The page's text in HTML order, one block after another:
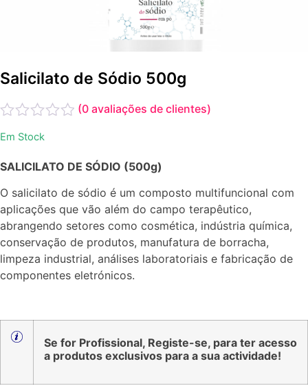
Salicilato de Sódio 500g
0
5
(0 avaliações de clientes)
Em Stock
SALICILATO DE SÓDIO (500g)
O salicilato de sódio é um composto multifuncional com
aplicações que vão além do campo terapêutico,
abrangendo setores como cosmética, indústria química,
conservação de produtos, manufatura de borracha,
limpeza industrial, análises laboratoriais e fabricação de
componentes eletrónicos.
Se for Profissional, Registe-se, para ter acesso
a produtos exclusivos para a sua actividade!